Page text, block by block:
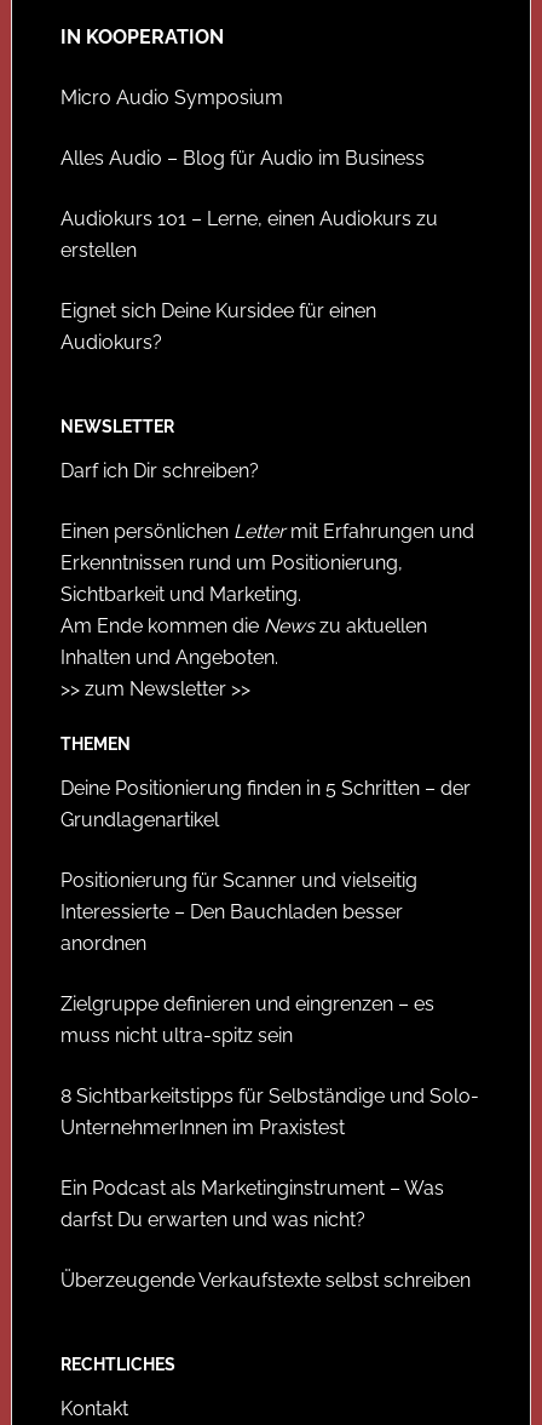
IN KOOPERATION
Micro Audio Symposium
Alles Audio – Blog für Audio im Business
Audiokurs 101 – Lerne, einen Audiokurs zu
erstellen
Eignet sich Deine Kursidee für einen
Audiokurs?
NEWSLETTER
Darf ich Dir schreiben?
Einen persönlichen Lettermit Erfahrungen und
Erkenntnissen rund um Positionierung,
Sichtbarkeit und Marketing.
Am Ende kommen die Newszu aktuellen
Inhalten und Angeboten.
>> zum Newsletter >>
THEMEN
Deine Positionierung finden in 5 Schritten – der
Grundlagenartikel
Positionierung für Scanner und vielseitig
Interessierte – Den Bauchladen besser
anordnen
Zielgruppe definieren und eingrenzen – es
muss nicht ultra-spitz sein
8 Sichtbarkeitstipps für Selbständige und Solo-
UnternehmerInnen im Praxistest
Ein Podcast als Marketinginstrument – Was
darfst Du erwarten und was nicht?
Überzeugende Verkaufstexte selbst schreiben
RECHTLICHES
Kontakt